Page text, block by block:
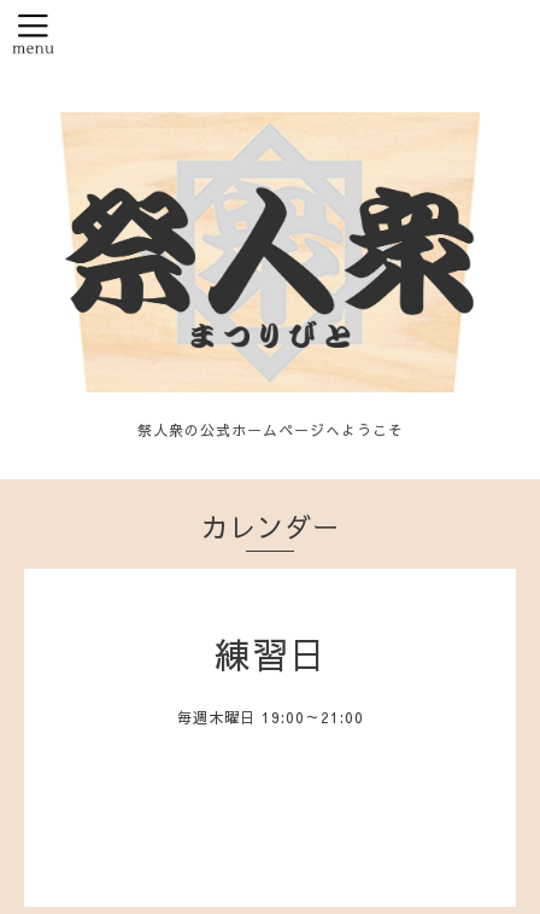
祭人衆の公式ホームページへようこそ
カレンダー
練習日
毎週木曜日 19:00～21:00